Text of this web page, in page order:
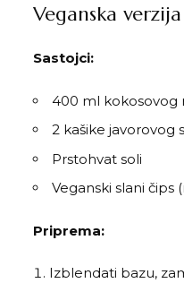
Veganska
Sastojci:
400 ml kokosovog
2 kašike javorovog
Prstohvat soli
Veganski slani čips
Priprema:
Izblendati bazu,